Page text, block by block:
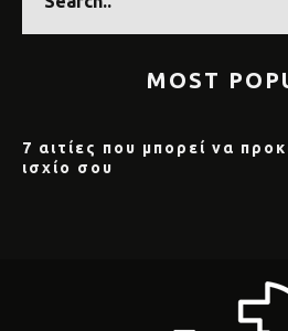
MOST
7 αιτίες που μπορεί να
ισχίο σου